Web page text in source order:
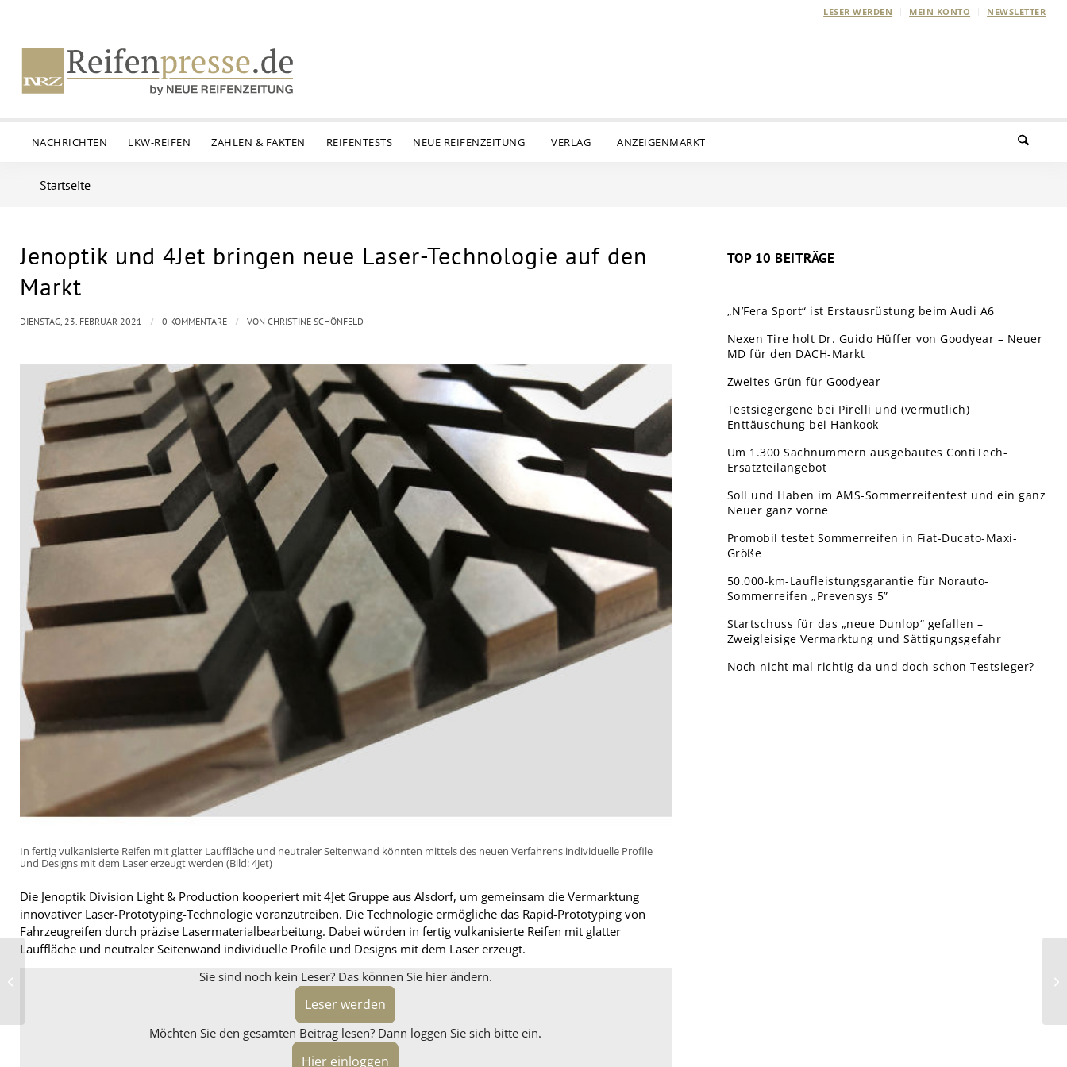
LESER WERDEN MEIN KONTO NEWSLETTER
NACHRICHTEN LKW-REIFEN ZAHLEN & FAKTEN REIFENTESTS NEUE REIFENZEITUNG VERLAG ANZEIGENMARKT
Startseite
Jenoptik und 4Jet bringen neue Laser-Technologie auf den
Markt
In fertig vulkanisierte Reifen mit glatter Lauffläche und neutraler Seitenwand könnten mittels des neuen Verfahrens individuelle Profile
und Designs mit dem Laser erzeugt werden (Bild: 4Jet)
Die Jenoptik Division Light & Production kooperiert mit 4Jet Gruppe aus Alsdorf, um gemeinsam die Vermarktung
innovativer Laser-Prototyping-Technologie voranzutreiben. Die Technologie ermögliche das Rapid-Prototyping von
Fahrzeugreifen durch präzise Lasermaterialbearbeitung. Dabei würden in fertig vulkanisierte Reifen mit glatter
Lauffläche und neutraler Seitenwand individuelle Profile und Designs mit dem Laser erzeugt.
Sie sind noch kein Leser? Das können Sie hier ändern.
Leser werden
Möchten Sie den gesamten Beitrag lesen? Dann loggen Sie sich bitte ein.
Hier einloggen
DIENSTAG, 23. FEBRUAR 2021 / 0 KOMMENTARE / VON CHRISTINE SCHÖNFELD
TOP 10 BEITRÄGE
„N’Fera Sport“ ist Erstausrüstung beim Audi A6
Nexen Tire holt Dr. Guido Hüffer von Goodyear – Neuer
MD für den DACH-Markt
Zweites Grün für Goodyear
Testsiegergene bei Pirelli und (vermutlich)
Enttäuschung bei Hankook
Um 1.300 Sachnummern ausgebautes ContiTech-
Ersatzteilangebot
Soll und Haben im AMS-Sommerreifentest und ein ganz
Neuer ganz vorne
Promobil testet Sommerreifen in Fiat-Ducato-Maxi-
Größe
50.000-km-Laufleistungsgarantie für Norauto-
Sommerreifen „Prevensys 5”
Startschuss für das „neue Dunlop“ gefallen –
Zweigleisige Vermarktung und Sättigungsgefahr
Noch nicht mal richtig da und doch schon Testsieger?
Goodyear hat Cooper